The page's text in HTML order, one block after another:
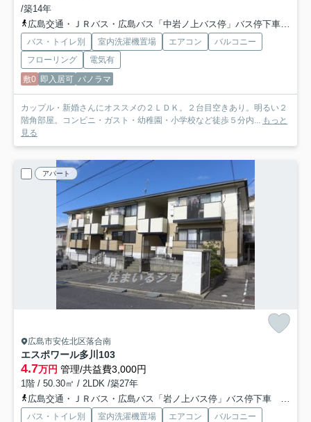
/築14年
広島交通・ＪＲバス・広島バス「中岩ノ上バス停」バス停下車 徒歩5分
バス・トイレ別 室内洗濯機置場 エアコン
バルコニー
フローリング
電気有
敷0 即入居可 パノラマ
カップル・新婚さんにオススメの２ＬＤＫ。２台目空きあり。明るい２
階角部屋。コンビニ・ガスト・幼稚園・小学校など徒歩５分内...
もっと
見る
アパート
広島市安佐北区落合南
エスポワール多川 103
4.7万円 管理/共益費3,000円
1階 / 50.30㎡ / 2LDK /築27年
広島交通・ＪＲバス・広島バス「岩ノ上バス停」バス停下車 徒歩8分
バス・トイレ別 室内洗濯機置場 エアコン
バルコニー